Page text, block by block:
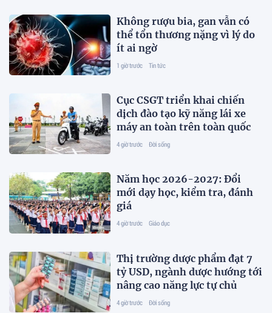
Không rượu bia, gan vẫn có
thể tổn thương nặng vì lý do
ít ai ngờ
1 giờ trước Tin tức
Cục CSGT triển khai chiến
dịch đào tạo kỹ năng lái xe
máy an toàn trên toàn quốc
4 giờ trước Đời sống
Năm học 2026-2027: Đổi
mới dạy học, kiểm tra, đánh
giá
4 giờ trước Giáo dục
Thị trường dược phẩm đạt 7
tỷ USD, ngành dược hướng tới
nâng cao năng lực tự chủ
4 giờ trước Đời sống